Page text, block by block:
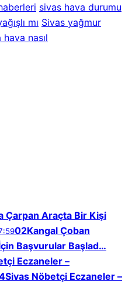
sivas hava durumu
mı Sivas yağmur
nasıl
Çarpan Araçta Bir Kişi
02Kangal Çoban
Başvurular Başlad…
Eczaneler –
Sivas Nöbetçi Eczaneler –